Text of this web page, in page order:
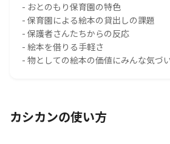
- おとのもり保育園の特色
- 保育園による絵本の貸出しの課題
- 保護者さんたちからの反応
- 絵本を借りる手軽さ
- 物としての絵本の価値にみんな気づ
カシカンの使い方